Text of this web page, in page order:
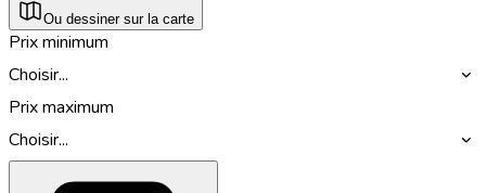
Ou dessiner sur la carte
Prix minimum
Choisir...
Prix maximum
Choisir...